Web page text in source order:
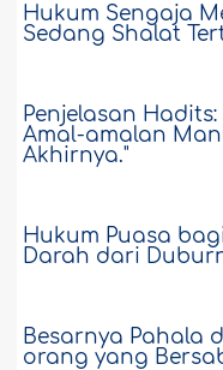
Hukum Sengaja
Sedang Shalat
Penjelasan
Amal-amalan
Akhirnya."
Hukum Puasa
Darah dari
Besarnya Pahala
orang yang